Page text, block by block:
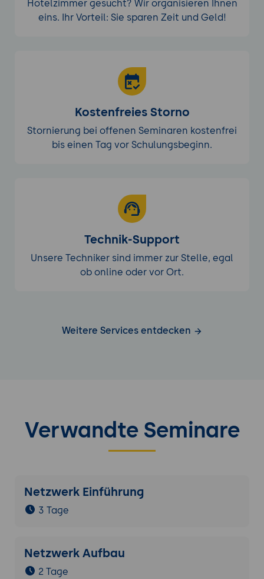
Hotelzimmer gesucht? Wir organisieren Ihnen
eins. Ihr Vorteil: Sie sparen Zeit und Geld!
Kostenfreies Storno
Stornierung bei offenen Seminaren kostenfrei
bis einen Tag vor Schulungsbeginn.
Technik-Support
Unsere Techniker sind immer zur Stelle, egal
ob online oder vor Ort.
Weitere Services entdecken
Verwandte Seminare
Netzwerk Einführung
3 Tage
Netzwerk Aufbau
2 Tage